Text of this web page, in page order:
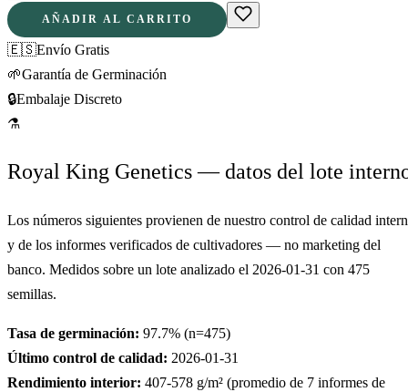
AÑADIR AL CARRITO
🇪🇸Envío Gratis
🌱Garantía de Germinación
🔒Embalaje Discreto
⚗
Royal King Genetics — datos del lote
Los números siguientes provienen de nuestro control de calidad
y de los informes verificados de cultivadores — no marketing del
banco. Medidos sobre un lote analizado el 2026-01-31 con 475
semillas.
Tasa de germinación: 97.7% (n=475)
Último control de calidad: 2026-01-31
Rendimiento interior: 407-578 g/m² (promedio de 7 informes de